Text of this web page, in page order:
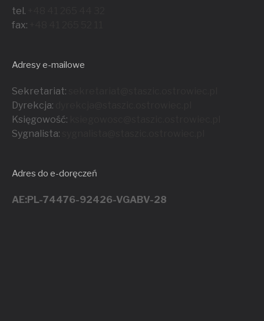
tel.
fax:
Adresy e-mailowe
Sekretariat:
Dyrekcja:
Księgowość:
Sygnalista:
Adres do e-doręczeń
AE:PL-74476-92426-VGABV-28